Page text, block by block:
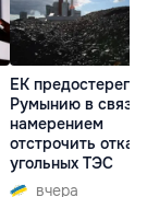
ЕК предостерегла
Румынию в связи
намерением
отстрочить отказ
угольных ТЭС
вчера